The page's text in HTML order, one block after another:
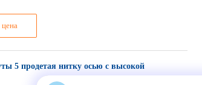
5 продетая нитку осью с высокой